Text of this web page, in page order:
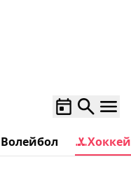
Волейбол Хоккей